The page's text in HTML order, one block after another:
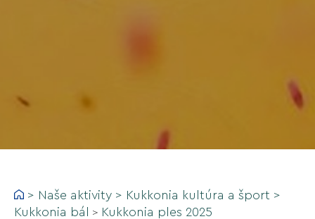
> Naše aktivity > Kukkonia kultúra a šport >
Kukkonia bál
> Kukkonia ples 2025